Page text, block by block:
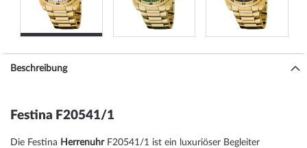
Beschreibung
Festina F20541/1
Die Festina HerrenuhrF20541/1 ist ein luxuriöser Begleiter